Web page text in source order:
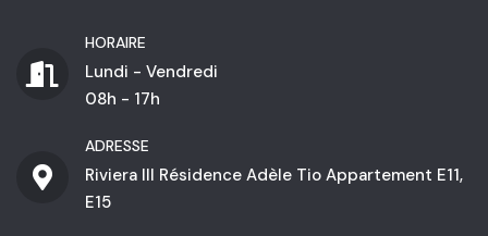
HORAIRE
Lundi - Vendredi
08h - 17h
ADRESSE
Riviera III Résidence Adèle Tio Appartement E11,
E15